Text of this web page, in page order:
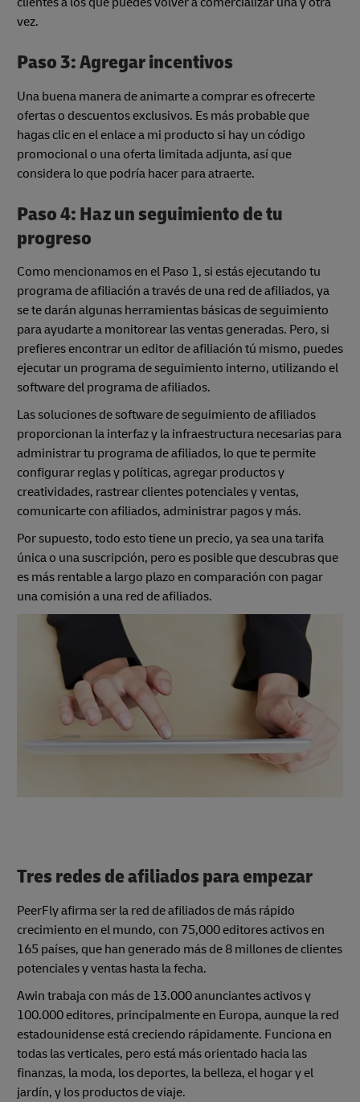
vez.
Paso 3: Agregar incentivos
Una buena manera de animarte a comprar es ofrecerte
ofertas o descuentos exclusivos. Es más probable que
hagas clic en el enlace a mi producto si hay un código
promocional o una oferta limitada adjunta, así que
considera lo que podría hacer para atraerte.
Paso 4: Haz un seguimiento de tu
progreso
Como mencionamos en el Paso 1, si estás ejecutando tu
programa de afiliación a través de una red de afiliados, ya
se te darán algunas herramientas básicas de seguimiento
para ayudarte a monitorear las ventas generadas. Pero, si
prefieres encontrar un editor de afiliación tú mismo, puedes
ejecutar un programa de seguimiento interno, utilizando el
software del programa de afiliados.
Las soluciones de software de seguimiento de afiliados
proporcionan la interfaz y la infraestructura necesarias para
administrar tu programa de afiliados, lo que te permite
configurar reglas y políticas, agregar productos y
creatividades, rastrear clientes potenciales y ventas,
comunicarte con afiliados, administrar pagos y más.
Por supuesto, todo esto tiene un precio, ya sea una tarifa
única o una suscripción, pero es posible que descubras que
es más rentable a largo plazo en comparación con pagar
una comisión a una red de afiliados.
Tres redes de afiliados para empezar
PeerFly afirma ser la red de afiliados de más rápido
crecimiento en el mundo, con 75,000 editores activos en
165 países, que han generado más de 8 millones de clientes
potenciales y ventas hasta la fecha.
Awin trabaja con más de 13.000 anunciantes activos y
100.000 editores, principalmente en Europa, aunque la red
estadounidense está creciendo rápidamente. Funciona en
todas las verticales, pero está más orientado hacia las
finanzas, la moda, los deportes, la belleza, el hogar y el
jardín, y los productos de viaje.